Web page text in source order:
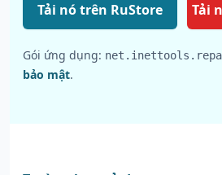
Tải nó trên RuStore Tải
Gói ứng dụng:
bảo mật.